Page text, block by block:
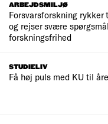
ARBEJDSMILJØ
Forsvarsforskning
og rejser svære
forskningsfrihed
STUDIELIV
Få høj puls med KU til